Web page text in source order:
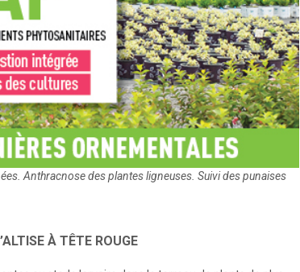
Anthracnose des plantes ligneuses. Suivi des punaises
À TÊTE ROUGE